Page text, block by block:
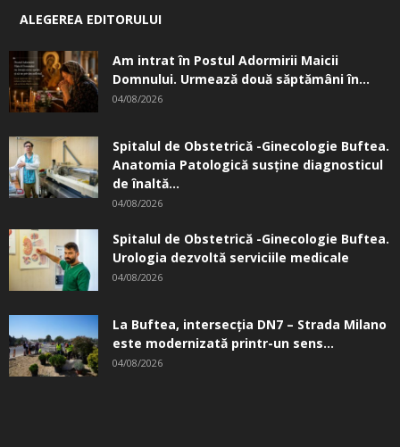
ALEGEREA EDITORULUI
Am intrat în Postul Adormirii Maicii
Domnului. Urmează două săptămâni în...
04/08/2026
Spitalul de Obstetrică -Ginecologie Buftea.
Anatomia Patologică susţine diagnosticul
de înaltă...
04/08/2026
Spitalul de Obstetrică -Ginecologie Buftea.
Urologia dezvoltă serviciile medicale
04/08/2026
La Buftea, intersecţia DN7 – Strada Milano
este modernizată printr-un sens...
04/08/2026